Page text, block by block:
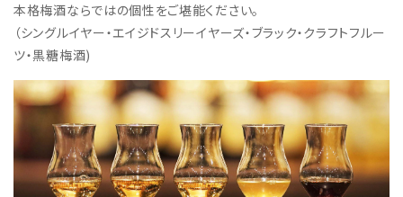
本格梅酒ならではの個性をご堪能ください。
（シングルイヤー・エイジドスリーイヤーズ・ブラック・クラフトフルー
ツ・黒糖梅酒)